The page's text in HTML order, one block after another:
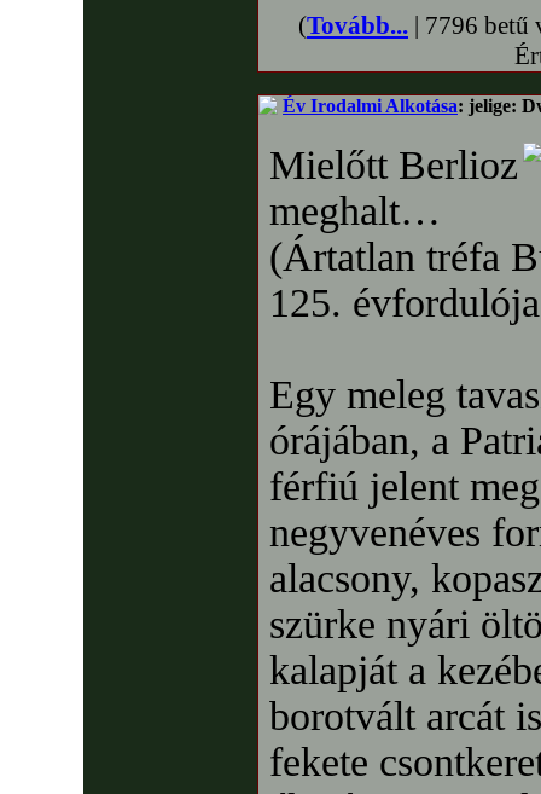
(Tovább... | 7796 betű
Év Irodalmi Alkotása: jelige:
Mielőtt Berlioz
meghalt…
(Ártatlan tréfa
125.
Egy meleg
órájában, a
férfiú jelent
negyvenéves
alacsony,
szürke nyári
kalapját a
borotvált arcát
fekete